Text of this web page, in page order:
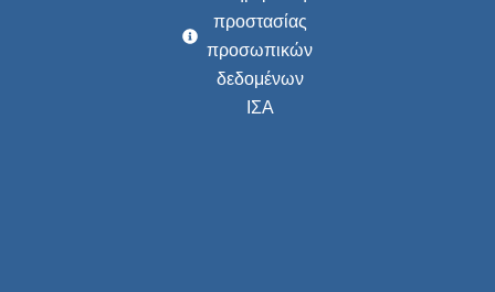
προστασίας
προσωπικών
δεδομένων
ΙΣΑ